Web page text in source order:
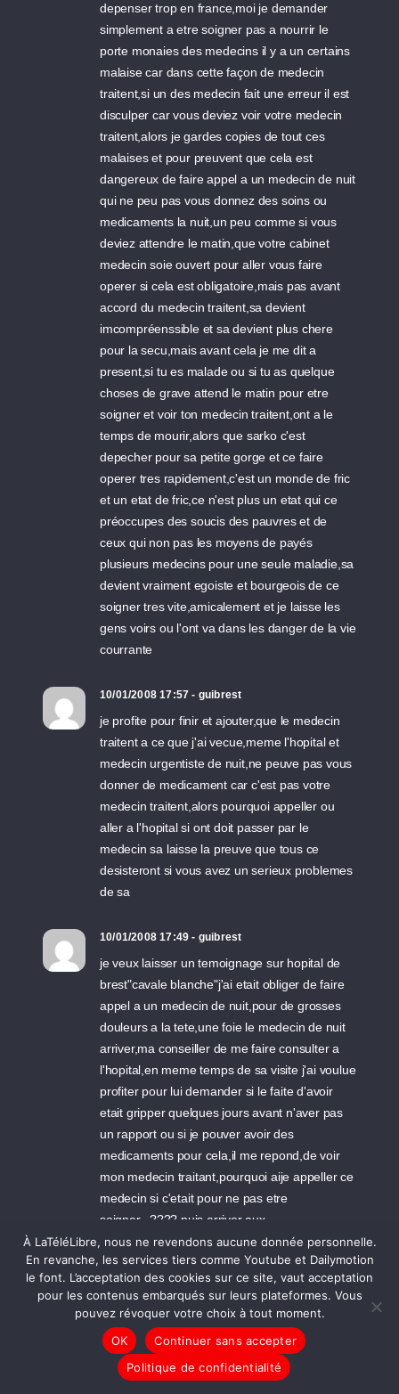
depenser trop en france,moi je demander
simplement a etre soigner pas a nourrir le
porte monaies des medecins il y a un certains
malaise car dans cette façon de medecin
traitent,si un des medecin fait une erreur il est
disculper car vous deviez voir votre medecin
traitent,alors je gardes copies de tout ces
malaises et pour preuvent que cela est
dangereux de faire appel a un medecin de nuit
qui ne peu pas vous donnez des soins ou
medicaments la nuit,un peu comme si vous
deviez attendre le matin,que votre cabinet
medecin soie ouvert pour aller vous faire
operer si cela est obligatoire,mais pas avant
accord du medecin traitent,sa devient
imcompréenssible et sa devient plus chere
pour la secu,mais avant cela je me dit a
present,si tu es malade ou si tu as quelque
choses de grave attend le matin pour etre
soigner et voir ton medecin traitent,ont a le
temps de mourir,alors que sarko c'est
depecher pour sa petite gorge et ce faire
operer tres rapidement,c'est un monde de fric
et un etat de fric,ce n'est plus un etat qui ce
préoccupes des soucis des pauvres et de
ceux qui non pas les moyens de payés
plusieurs medecins pour une seule maladie,sa
devient vraiment egoiste et bourgeois de ce
soigner tres vite,amicalement et je laisse les
gens voirs ou l'ont va dans les danger de la vie
courrante
10/01/2008 17:57 - guibrest
je profite pour finir et ajouter,que le medecin
traitent a ce que j'ai vecue,meme l'hopital et
medecin urgentiste de nuit,ne peuve pas vous
donner de medicament car c'est pas votre
medecin traitent,alors pourquoi appeller ou
aller a l'hopital si ont doit passer par le
medecin sa laisse la preuve que tous ce
desisteront si vous avez un serieux problemes
de sa
10/01/2008 17:49 - guibrest
je veux laisser un temoignage sur hopital de
brest"cavale blanche"j'ai etait obliger de faire
appel a un medecin de nuit,pour de grosses
douleurs a la tete,une foie le medecin de nuit
arriver,ma conseiller de me faire consulter a
l'hopital,en meme temps de sa visite j'ai voulue
profiter pour lui demander si le faite d'avoir
etait gripper quelques jours avant n'aver pas
un rapport ou si je pouver avoir des
medicaments pour cela,il me repond,de voir
mon medecin traitant,pourquoi aije appeller ce
medecin si c'etait pour ne pas etre
soigner...???? puis arriver aux
urgences,constater qu'il n'y avait pas un chats
en salle d'attente,on me demande si j'ai des
traitement je repond oui,je suis seropo,en trie
therapie,le medecin me dit,vous avez le sida
tres fort et voyant que rien ne separe le
bureau et toutes portes ouvertes,je lui jette un
regard qui lui a fait comprendre son
À LaTéléLibre, nous ne revendons aucune donnée personnelle.
En revanche, les services tiers comme Youtube et Dailymotion
le font. L’acceptation des cookies sur ce site, vaut acceptation
pour les contenus embarqués sur leurs plateformes. Vous
pouvez révoquer votre choix à tout moment.
OK
Continuer sans accepter
Politique de confidentialité